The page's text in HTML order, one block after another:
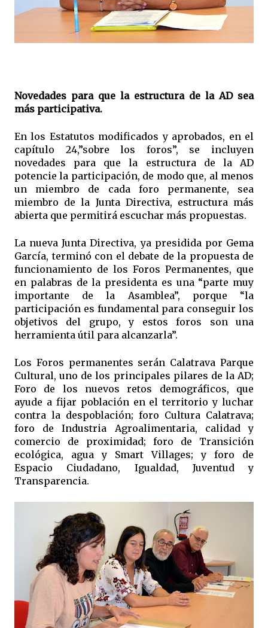
Novedades para que la estructura de la AD sea
más participativa.
En los Estatutos modificados y aprobados, en el
capítulo 24,”sobre los foros”, se incluyen
novedades para que la estructura de la AD
potencie la participación, de modo que, al menos
un miembro de cada foro permanente, sea
miembro de la Junta Directiva, estructura más
abierta que permitirá escuchar más propuestas.
La nueva Junta Directiva, ya presidida por Gema
García, terminó con el debate de la propuesta de
funcionamiento de los Foros Permanentes, que
en palabras de la presidenta es una “parte muy
importante de la Asamblea”, porque “la
participación es fundamental para conseguir los
objetivos del grupo, y estos foros son una
herramienta útil para alcanzarla”.
Los Foros permanentes serán Calatrava Parque
Cultural, uno de los principales pilares de la AD;
Foro de los nuevos retos demográficos, que
ayude a fijar población en el territorio y luchar
contra la despoblación; foro Cultura Calatrava;
foro de Industria Agroalimentaria, calidad y
comercio de proximidad; foro de Transición
ecológica, agua y Smart Villages; y foro de
Espacio Ciudadano, Igualdad, Juventud y
Transparencia.